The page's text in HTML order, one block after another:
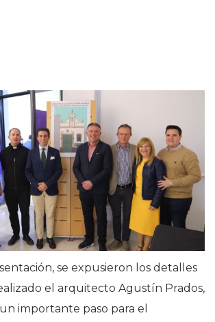
se expusieron los detalles
el arquitecto Agustín Prados,
importante paso para el